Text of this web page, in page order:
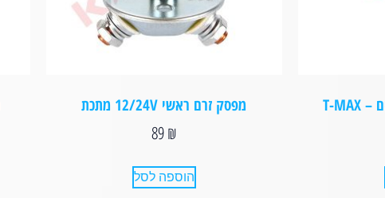
מפסק זרם ראשי 12/24V מתכת
89₪
הוספה לסל